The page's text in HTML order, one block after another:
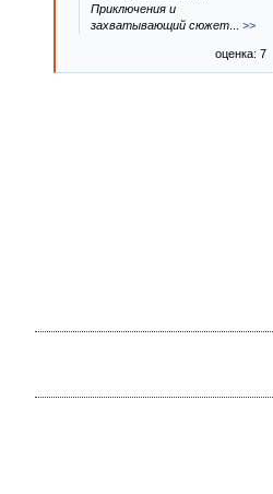
Приключения и
захватывающий сюжет
>>
оценка: 7